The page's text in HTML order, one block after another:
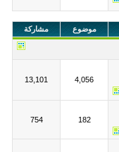
موضوع مشاركة
4,056
13,101
182
754